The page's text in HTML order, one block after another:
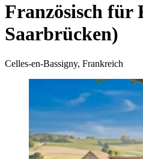
Französisch für
Saarbrücken)
Celles-en-Bassigny, Frankreich